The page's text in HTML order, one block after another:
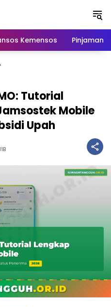
Kemensos Pinjaman
Tutorial
Mobile
Upah